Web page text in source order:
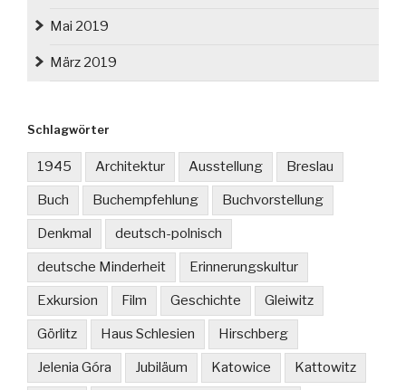
Mai 2019
März 2019
Schlagwörter
1945 Architektur Ausstellung Breslau
Buch Buchempfehlung Buchvorstellung
Denkmal deutsch-polnisch
deutsche Minderheit Erinnerungskultur
Exkursion Film Geschichte Gleiwitz
Görlitz Haus Schlesien Hirschberg
Jelenia Góra Jubiläum Katowice Kattowitz